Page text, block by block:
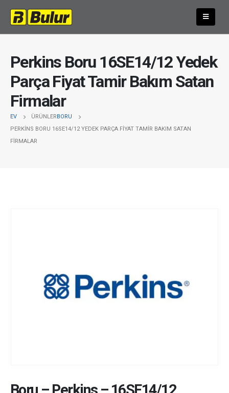
Perkins Boru 16SE14/12 Yedek
Parça Fiyat Tamir Bakım Satan
Firmalar
EV ÜRÜNLERBORU
PERKINS BORU 16SE14/12 YEDEK PARÇA FIYAT TAMIR BAKIM SATAN
FIRMALAR